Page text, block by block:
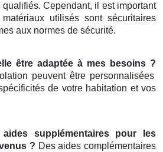
Cependant, il est important
utilisés sont sécuritaires
aux normes de sécurité.
être adaptée à mes besoins ?
peuvent être personnalisées
de votre habitation et vos
supplémentaires pour les
? Des aides complémentaires